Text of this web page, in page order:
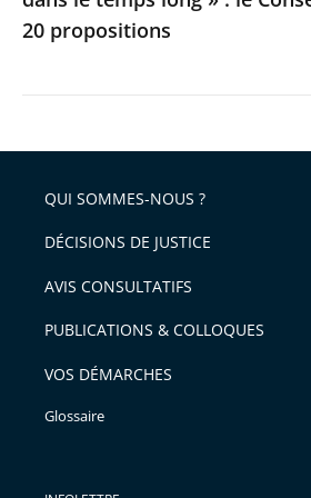
Conseil
propositions
20 propositions
QUI SOMMES-NOUS ?
DÉCISIONS DE JUSTICE
AVIS CONSULTATIFS
PUBLICATIONS & COLLOQUES
VOS DÉMARCHES
Glossaire